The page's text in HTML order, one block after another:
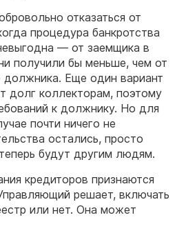
отказаться от
процедура банкротства
— от заемщика в
получили бы меньше, чем от
должника. Еще один вариант
долг коллекторам, поэтому
к должнику. Но для
почти ничего не
остались, просто
будут другим людям.
кредиторов признаются
решает, включать
или нет. Она может